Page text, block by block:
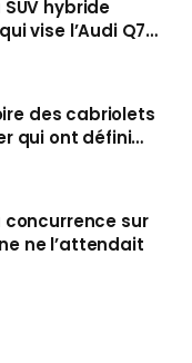
hybride
vise l’Audi Q7
des cabriolets
qui ont défini
vent
sur
ne l’attendait